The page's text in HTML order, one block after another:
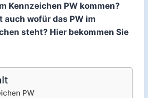
Kennzeichen PW kommen?
auch wofür das PW im
steht? Hier bekommen Sie
PW